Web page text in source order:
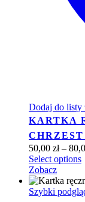
Dodaj do listy
KARTKA
50,00 zł –
Select options
Zobacz
Szybki